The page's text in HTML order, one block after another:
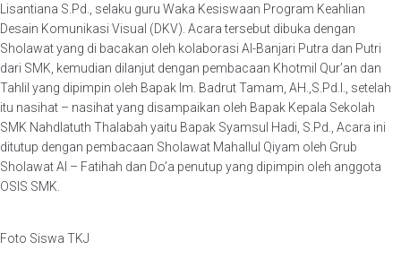
Lisantiana S.Pd., selaku guru Waka Kesiswaan Program Keahlian
Desain Komunikasi Visual (DKV). Acara tersebut dibuka dengan
Sholawat yang di bacakan oleh kolaborasi Al-Banjari Putra dan Putri
dari SMK, kemudian dilanjut dengan pembacaan Khotmil Qur’an dan
Tahlil yang dipimpin oleh Bapak Im. Badrut Tamam, AH.,S.Pd.I., setelah
itu nasihat – nasihat yang disampaikan oleh Bapak Kepala Sekolah
SMK Nahdlatuth Thalabah yaitu Bapak Syamsul Hadi, S.Pd., Acara ini
ditutup dengan pembacaan Sholawat Mahallul Qiyam oleh Grub
Sholawat Al – Fatihah dan Do’a penutup yang dipimpin oleh anggota
OSIS SMK.
Foto Siswa TKJ